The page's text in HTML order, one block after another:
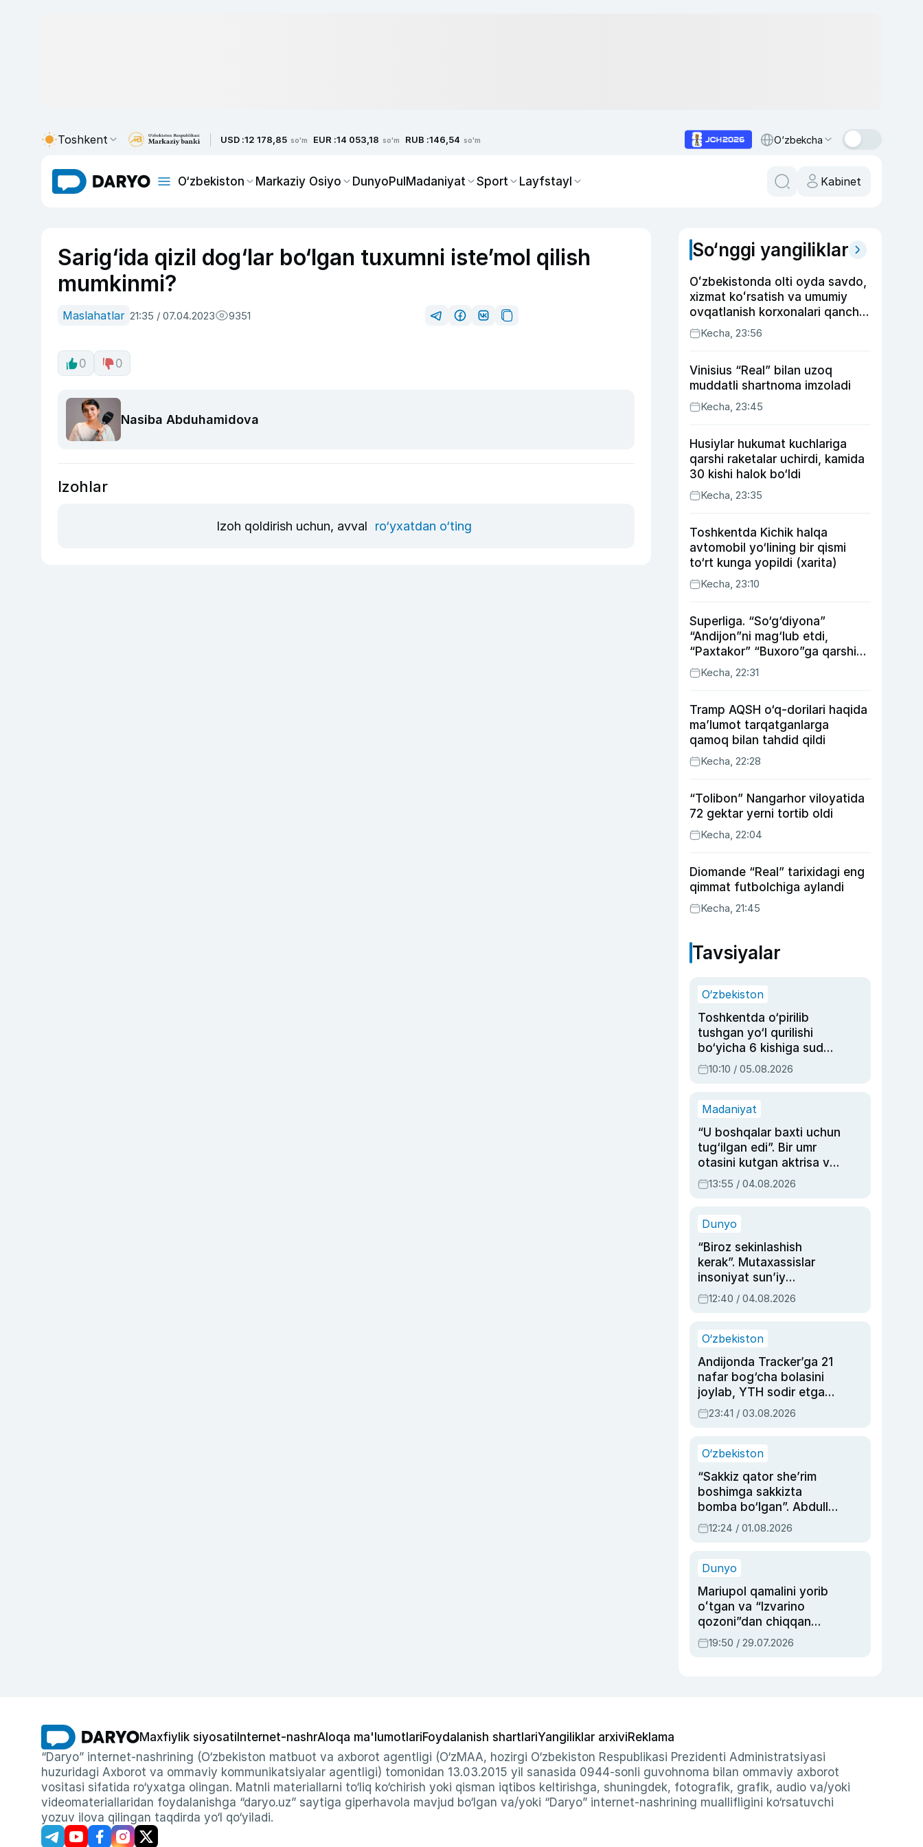
Toshkent USD :12 178,85 so'm EUR :14 053,18 so'm RUB :146,54 so'm O‘zbekcha
O‘zbekiston Markaziy Osiyo DunyoPulMadaniyat Sport Layfstayl Kabinet
Sarig‘ida qizil dog‘lar bo‘lgan tuxumni iste’mol qilish
mumkinmi?
Maslahatlar 21:35 / 07.04.2023 9351
0 0
Nasiba Abduhamidova
Izohlar
Izoh qoldirish uchun, avval ro‘yxatdan o‘ting
So‘nggi yangiliklar
Oʻzbekistonda olti oyda savdo,
xizmat koʻrsatish va umumiy
ovqatlanish korxonalari qancha
soliq toʻlagani ochiqlandi
Kecha, 23:56
Vinisius “Real” bilan uzoq
muddatli shartnoma imzoladi
Kecha, 23:45
Husiylar hukumat kuchlariga
qarshi raketalar uchirdi, kamida
30 kishi halok bo‘ldi
Kecha, 23:35
Toshkentda Kichik halqa
avtomobil yo‘lining bir qismi
to‘rt kunga yopildi (xarita)
Kecha, 23:10
Superliga. “So‘g‘diyona”
“Andijon”ni mag‘lub etdi,
“Paxtakor” “Buxoro”ga qarshi
bahsda g‘alabani qo‘ldan
chiqardi
Kecha, 22:31
Tramp AQSH o‘q-dorilari haqida
ma’lumot tarqatganlarga
qamoq bilan tahdid qildi
Kecha, 22:28
“Tolibon” Nangarhor viloyatida
72 gektar yerni tortib oldi
Kecha, 22:04
Diomande “Real” tarixidagi eng
qimmat futbolchiga aylandi
Kecha, 21:45
Tavsiyalar
O‘zbekiston
Toshkentda o‘pirilib
tushgan yo‘l qurilishi
bo‘yicha 6 kishiga sud
hukmi o‘qildi
10:10 / 05.08.2026
Madaniyat
“U boshqalar baxti uchun
tug‘ilgan edi”. Bir umr
otasini kutgan aktrisa va
dublyaj ustasi Rimma
Ahmedovaning
13:55 / 04.08.2026
Dunyo
“Biroz sekinlashish
kerak”. Mutaxassislar
insoniyat sun’iy
intellektni boshqara
olmay qolishidan xavotir
12:40 / 04.08.2026
O‘zbekiston
Andijonda Tracker’ga 21
nafar bog‘cha bolasini
joylab, YTH sodir etgan
ayolga sud hukmi o‘qildi
23:41 / 03.08.2026
O‘zbekiston
“Sakkiz qator she’rim
boshimga sakkizta
bomba bo‘lgan”. Abdulla
Oripovni siyosiy
ayblovlardan asrab
12:24 / 01.08.2026
Dunyo
Mariupol qamalini yorib
oʻtgan va “Izvarino
qozoni”dan chiqqan
qahramon — Ukraina
armiyasi bosh
19:50 / 29.07.2026
Maxfiylik siyosati Internet-nashrAloqa ma'lumotlariFoydalanish shartlariYangiliklar arxiviReklama
“Daryo” internet-nashrining (O‘zbekiston matbuot va axborot agentligi (O‘zMAA, hozirgi O‘zbekiston Respublikasi Prezidenti Administratsiyasi
huzuridagi Axborot va ommaviy kommunikatsiyalar agentligi) tomonidan 13.03.2015 yil sanasida 0944-sonli guvohnoma bilan ommaviy axborot
vositasi sifatida ro‘yxatga olingan. Matnli materiallarni to‘liq ko‘chirish yoki qisman iqtibos keltirishga, shuningdek, fotografik, grafik, audio va/yoki
videomateriallaridan foydalanishga “daryo.uz” saytiga giperhavola mavjud bo‘lgan va/yoki “Daryo” internet-nashrining muallifligini ko‘rsatuvchi
yozuv ilova qilingan taqdirda yo‘l qo‘yiladi.